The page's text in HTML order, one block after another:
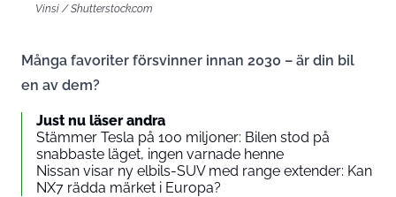
Vinsi / Shutterstock.com
Många favoriter försvinner innan 2030 – är din bil
en av dem?
Just nu läser andra
Stämmer Tesla på 100 miljoner: Bilen stod på
snabbaste läget, ingen varnade henne
Nissan visar ny elbils-SUV med range extender: Kan
NX7 rädda märket i Europa?